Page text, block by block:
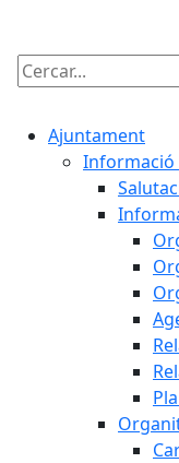
Cercar:
Ajuntament
Informació